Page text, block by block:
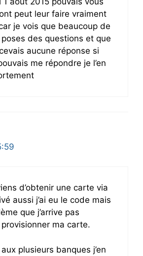
peut leur faire vraiment
je vois que beaucoup de
des questions et que
aucune réponse si
me répondre je l’en
d’obtenir une carte via
aussi j’ai eu le code mais
que j’arrive pas
ma carte.
plusieurs banques j’en